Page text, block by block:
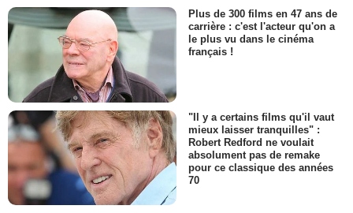
Plus de 300 films en 47 ans de
carrière : c'est l'acteur qu'on a
le plus vu dans le cinéma
français !
"Il y a certains films qu'il vaut
mieux laisser tranquilles" :
Robert Redford ne voulait
absolument pas de remake
pour ce classique des années
70